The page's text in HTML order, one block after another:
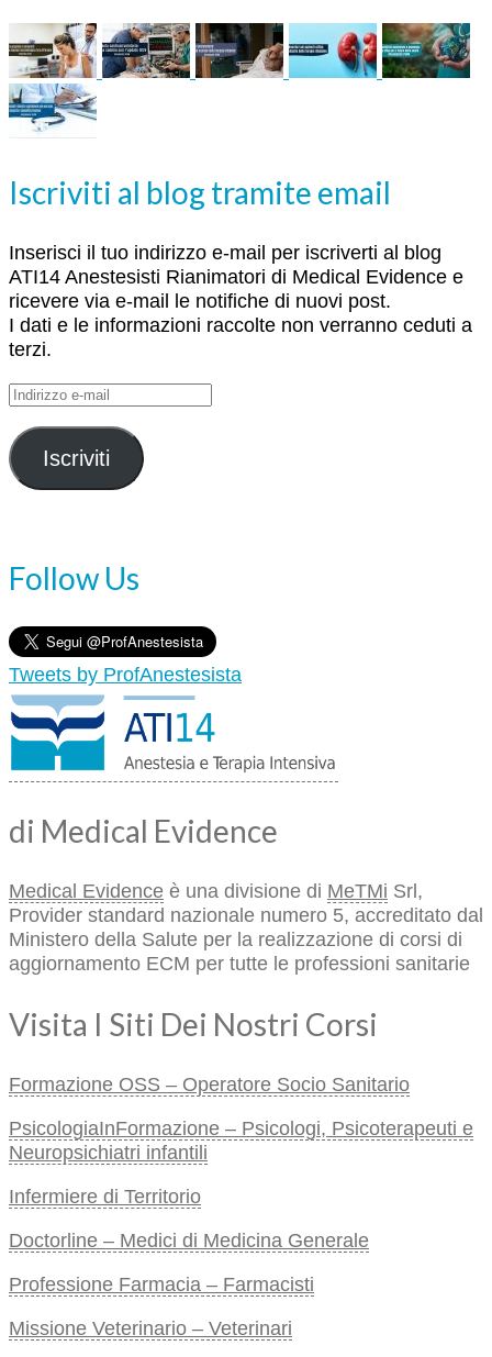
Iscriviti al blog tramite email
Inserisci il tuo indirizzo e-mail per iscriverti al blog
ATI14 Anestesisti Rianimatori di Medical Evidence e
ricevere via e-mail le notifiche di nuovi post.
I dati e le informazioni raccolte non verranno ceduti a
terzi.
Indirizzo
mail
Iscriviti
Follow Us
Tweets by ProfAnestesista
di Medical Evidence
Medical Evidence è una divisione di MeTMi Srl,
Provider standard nazionale numero 5, accreditato dal
Ministero della Salute per la realizzazione di corsi di
aggiornamento ECM per tutte le professioni sanitarie
Visita I Siti Dei Nostri Corsi
Formazione OSS – Operatore Socio Sanitario
PsicologiaInFormazione – Psicologi, Psicoterapeuti e
Neuropsichiatri infantili
Infermiere di Territorio
Doctorline – Medici di Medicina Generale
Professione Farmacia – Farmacisti
Missione Veterinario – Veterinari